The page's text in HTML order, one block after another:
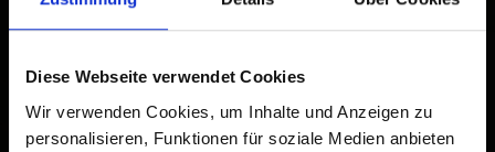
Diese Webseite verwendet Cookies
Wir verwenden Cookies, um Inhalte und Anzeigen zu
personalisieren, Funktionen für soziale Medien anbieten
accedere rapidamente a questo sito web.